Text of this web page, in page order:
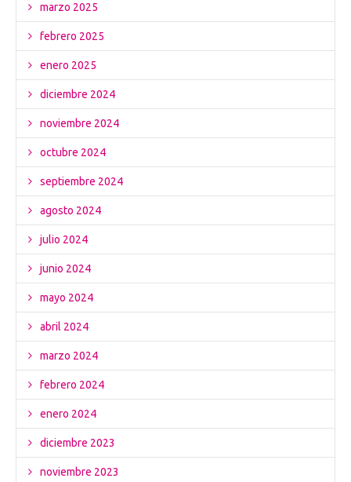
marzo 2025
febrero 2025
enero 2025
diciembre 2024
noviembre 2024
octubre 2024
septiembre 2024
agosto 2024
julio 2024
junio 2024
mayo 2024
abril 2024
marzo 2024
febrero 2024
enero 2024
diciembre 2023
noviembre 2023